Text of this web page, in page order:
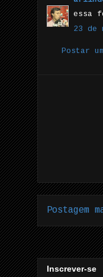
essa
23 de
Postar
Postagem
Inscrever-se